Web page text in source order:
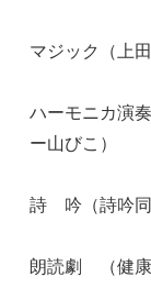
マジック（上
ハーモニカ演
ー山びこ）
詩 吟（詩吟同
朗読劇 （健康